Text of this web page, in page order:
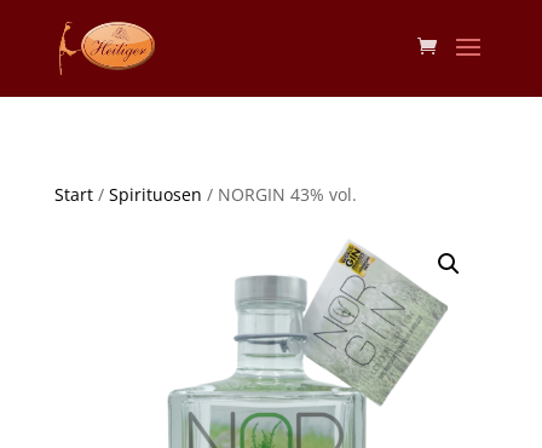
Start/ Spirituosen / NORGIN 43% vol.